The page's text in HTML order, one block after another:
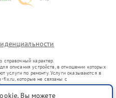
справочный характер.
описания устройств, в отношении которых
услуги по ремонту. Услуги оказываются в
fix.ru, которые не связаны с
представителями.
в гражданский оборот в соответствии
Вы можете